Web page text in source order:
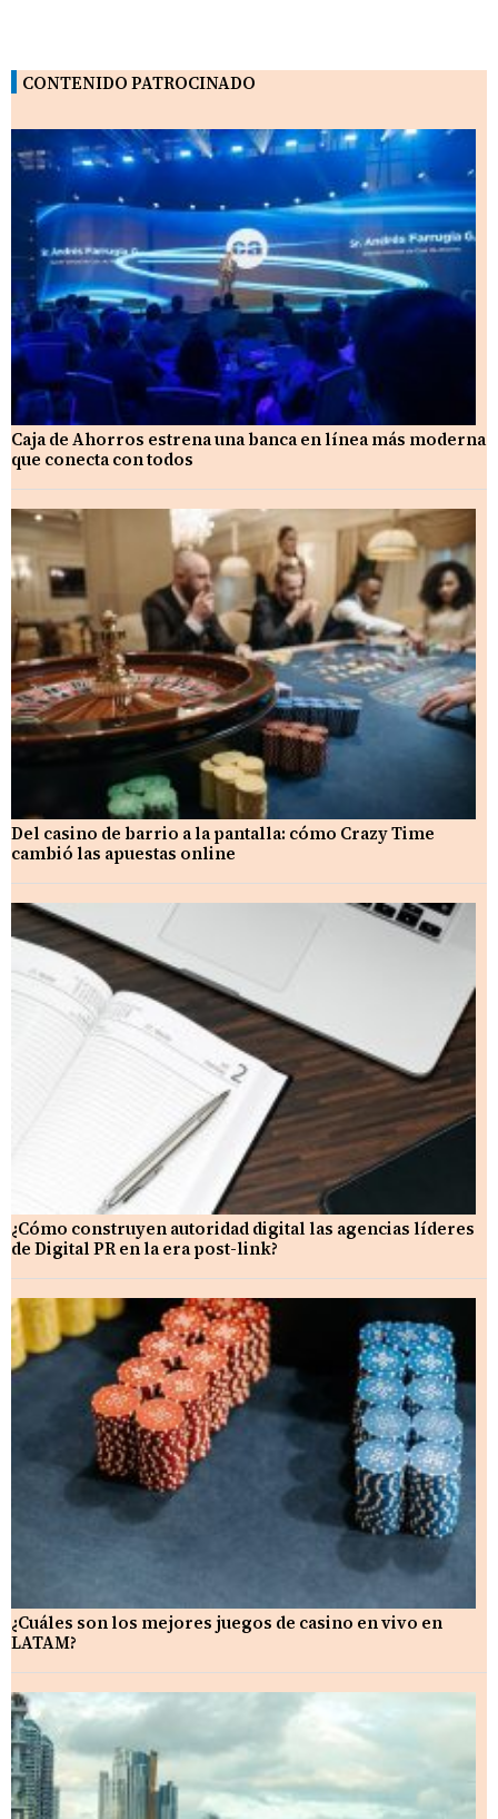
CONTENIDO PATROCINADO
Caja de Ahorros estrena una banca en línea más moderna
que conecta con todos
Del casino de barrio a la pantalla: cómo Crazy Time
cambió las apuestas online
¿Cómo construyen autoridad digital las agencias líderes
de Digital PR en la era post-link?
¿Cuáles son los mejores juegos de casino en vivo en
LATAM?